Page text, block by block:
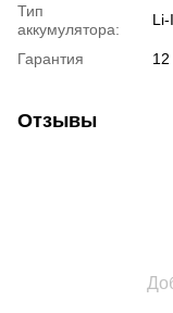
Тип
аккумулятора:
Гарантия
Отзывы